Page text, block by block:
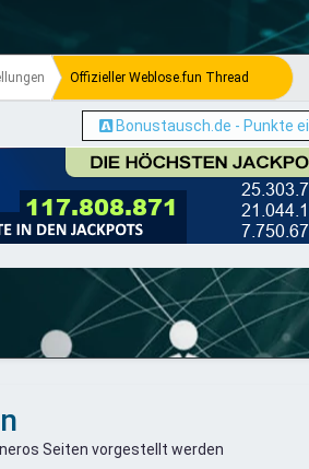
Offizieller Weblose.fun Thread
Bonustausch.de - Punkte
Seiten vorgestellt werden